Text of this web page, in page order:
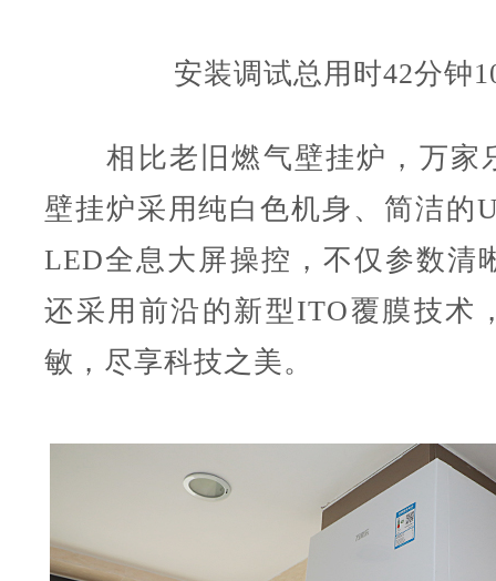
安装调试总用时42分钟
相比老旧燃气壁挂炉， 万家
壁挂炉采用纯白色机身、简洁的
LED全息大屏操控，不仅参数清
还采用前沿的新型ITO覆膜技术
敏，尽享科技之美。